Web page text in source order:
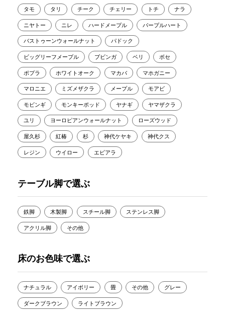
タモ タリ チーク チェリー トチ ナラ
ニヤトー ニレ ハードメープル パープルハート
バストゥーンウォールナット パドック
ビッグリーフメープル ブビンガ ベリ ボセ
ポプラ ホワイトオーク マカバ マホガニー
マロニエ ミズメザクラ メープル モアビ
モビンギ モンキーポッド ヤナギ ヤマザクラ
ユリ ヨーロピアンウォールナット ローズウッド
屋久杉 紅椿 杉 神代ケヤキ 神代クス
レジン ウイロー エビアラ
テーブル脚で選ぶ
鉄脚 木製脚 スチール脚 ステンレス脚
アクリル脚 その他
床のお色味で選ぶ
ナチュラル アイボリー 畳 その他 グレー
ダークブラウン ライトブラウン